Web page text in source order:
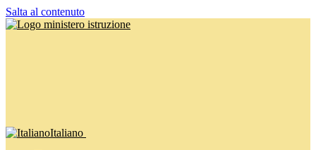
Salta al contenuto
Italiano